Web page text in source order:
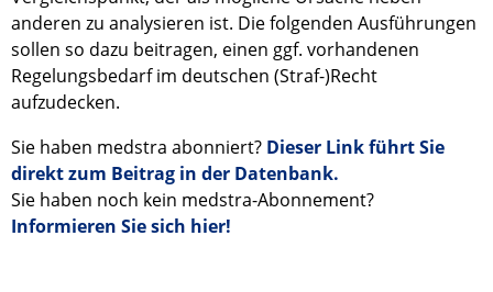
anderen zu analysieren ist. Die folgenden Ausführungen
sollen so dazu beitragen, einen ggf. vorhandenen
Regelungsbedarf im deutschen (Straf-)Recht
aufzudecken.
Sie haben medstra abonniert? Dieser Link führt Sie
direkt zum Beitrag in der Datenbank.
Sie haben noch kein medstra-Abonnement?
Informieren Sie sich hier!